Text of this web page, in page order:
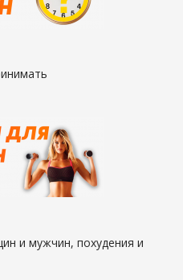
и мужчин, похудения и